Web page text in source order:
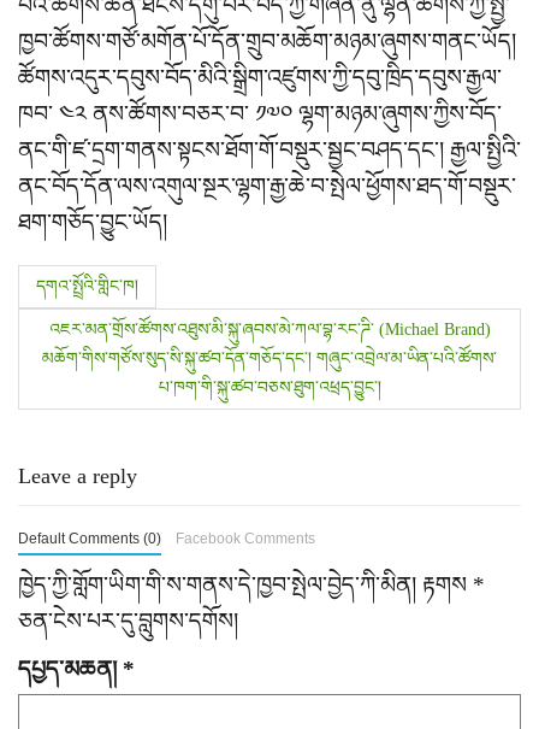
ཁྱབ་ཚོགས་གཙོ་མགོན་པོ་དོན་གྲུབ་མཆོག་མཉམ་ཞུགས་གནང་ཡོད།
ཚོགས་འདུར་དབུས་བོད་མིའི་སྒྲིག་འཛུགས་ཀྱི་དབུ་ཁྲིད་དབུས་རྒྱལ་
ཁབ་ ༤༢ ནས་ཚོགས་བཅར་བ་ ༡༧༠ ལྷག་མཉམ་ཞུགས་ཀྱིས་བོད་
ནང་གི་ཛ་དྲག་གནས་སྟངས་ཐོག་གོ་བསྡུར་སྦྱང་བཤད་དང་། རྒྱལ་སྤྱིའི་
ནང་བོད་དོན་ལས་འགུལ་སྔར་ལྷག་རྒྱ་ཆེ་བ་སྤེལ་ཕྱོགས་ཐད་གོ་བསྡུར་
ཐག་གཅོད་བྱུང་ཡོད།
P
n
a
v
i
g
དགའ་སྤྲོའི་གླིང་ཁ།
འཇར་མན་གྲོས་ཚོགས་འཐུས་མི་སྐུ་ཞབས་མེ་ཀལ་བྷ་རང་ཌི་ (Michael Brand)
མཆོག་གིས་གཙོས་སུད་སི་སྐུ་ཚབ་དོན་གཅོད་དང་། གཞུང་འབྲེལ་མ་ཡིན་པའི་ཚོགས་
པ་ཁག་གི་སྐུ་ཚབ་བཅས་ཐུག་འཕྲད་བྱུང་།
Leave a reply
Default Comments (0) Facebook Comments
ཁྱེད་ཀྱི་གློག་ཡིག་གི་ས་གནས་དེ་ཁྱབ་སྤེལ་བྱེད་ཀི་མིན། རྟགས *
ཅན་ངེས་པར་དུ་བླུགས་དགོས།
དཔྱད་མཆན། *